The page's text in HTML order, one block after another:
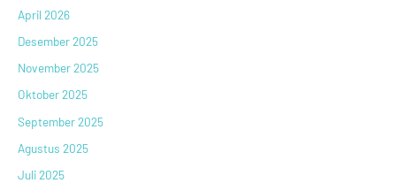
April 2026
Desember 2025
November 2025
Oktober 2025
September 2025
Agustus 2025
Juli 2025